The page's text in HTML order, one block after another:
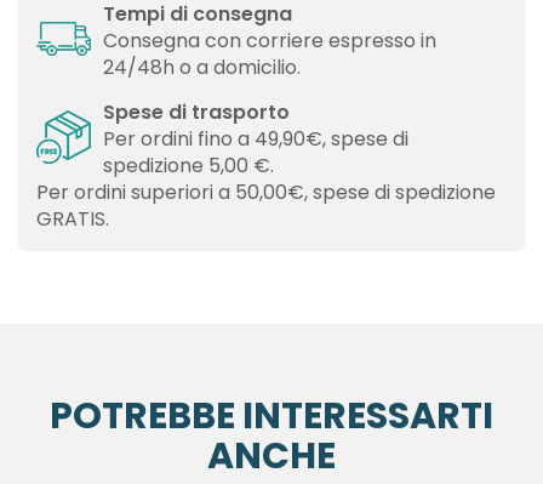
Tempi di consegna
Consegna con corriere espresso in
24/48h o a domicilio.
Spese di trasporto
Per ordini fino a 49,90€, spese di
spedizione 5,00 €.
Per ordini superiori a 50,00€, spese di spedizione
GRATIS.
POTREBBE INTERESSARTI
ANCHE